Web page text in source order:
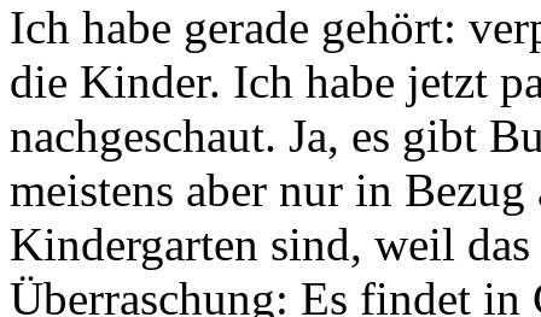
Ich habe gerade gehört:
die Kinder. Ich habe jetzt
nachgeschaut. Ja, es gibt
meistens aber nur in
Kindergarten sind, weil
Überraschung: Es findet in